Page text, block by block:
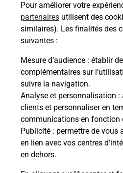
Pour améliorer votre
partenaires utilisent des
similaires). Les finalités des
suivantes :
Mesure d’audience : établir
complémentaires sur
suivre la navigation.
Analyse et personnalisation :
clients et personnaliser en
communications en fonction
Publicité : permettre de vous
en lien avec vos centres
en dehors.
Le Bourg
43300 Saint Berain
Boîte aux lettres La
Collecte du courrier
Lieu Dit Vergues
43300 Saint Berain
Le lien s'ouvre dans un nouvel onglet